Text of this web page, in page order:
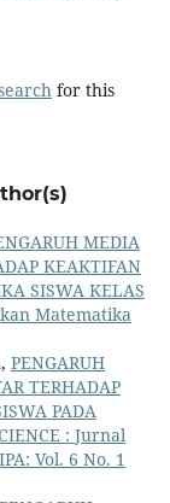
for this
MEDIA
KEAKTIFAN
SISWA KELAS
Matematika
PENGARUH
TERHADAP
PADA
: Jurnal
Vol. 6 No. 1